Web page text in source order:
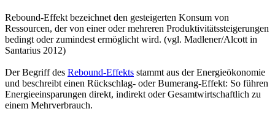
Rebound-Effekt bezeichnet den gesteigerten Konsum von
Ressourcen, der von einer oder mehreren Produktivitätssteigerungen
bedingt oder zumindest ermöglicht wird. (vgl. Madlener/Alcott in
Santarius 2012)
Der Begriff des Rebound-Effekts stammt aus der Energieökonomie
und beschreibt einen Rückschlag- oder Bumerang-Effekt: So führen
Energieeinsparungen direkt, indirekt oder Gesamtwirtschaftlich zu
einem Mehrverbrauch.